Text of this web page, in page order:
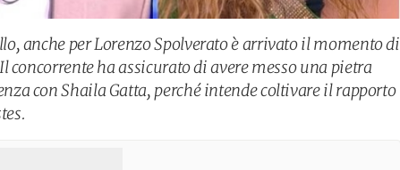
anche per Lorenzo Spolverato è arrivato il momento di
concorrente ha assicurato di avere messo una pietra
con Shaila Gatta, perché intende coltivare il rapporto